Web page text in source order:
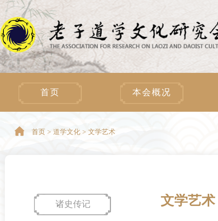
首页 本会概况
首页 > 道学文化 > 文学艺术
诸史传记 文学艺术